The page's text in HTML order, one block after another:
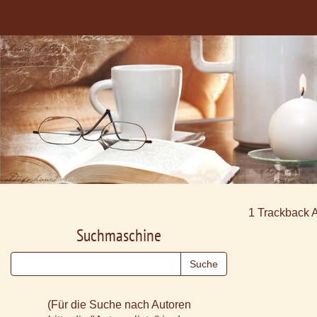
1 Trackback
Suchmaschine
(Für die Suche nach Autoren